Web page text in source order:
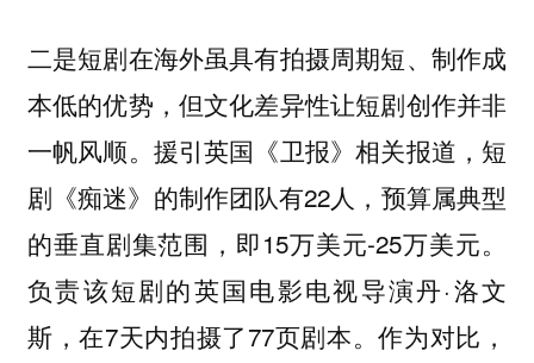
二是短剧在海外虽具有拍摄周期短、制作成
本低的优势，但文化差异性让短剧创作并非
一帆风顺。援引英国《卫报》相关报道，短
剧《痴迷》的制作团队有22人，预算属典型
的垂直剧集范围，即15万美元-25万美元。
负责该短剧的英国电影电视导演丹·洛文
斯，在7天内拍摄了77页剧本。作为对比，